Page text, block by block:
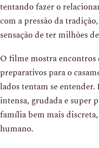
tentando fazer o
com a pressão da
sensação de ter milhões
O filme mostra encontros
preparativos para o
lados tentam se
intensa, grudada e super
família bem mais
humano.